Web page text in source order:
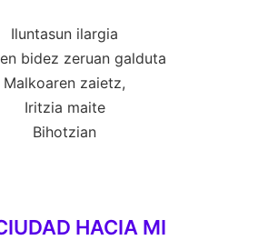
Iluntasun ilargia
bidez zeruan galduta
Malkoaren zaietz,
Iritzia maite
Bihotzian
HACIA MI